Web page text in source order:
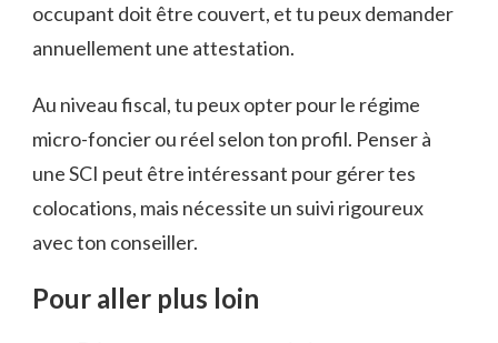
occupant doit être couvert, et tu peux demander
annuellement une attestation.
Au niveau fiscal, tu peux opter pour le régime
micro-foncier ou réel selon ton profil. Penser à
une SCI peut être intéressant pour gérer tes
colocations, mais nécessite un suivi rigoureux
avec ton conseiller.
Pour aller plus loin